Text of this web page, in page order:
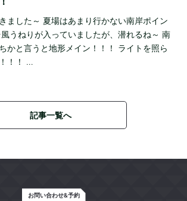
ました～ 夏場はあまり行かない南岸ポイン
風うねりが入っていましたが、潜れるね～ 南
かと言うと地形メイン！！！ ライトを照ら
！！ …
記事一覧へ
お問い合わせ&予約